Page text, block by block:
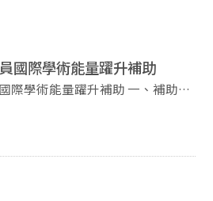
錄資料庫登錄後，連同申請表及
審彙整後送院辦公室，完成申請
證明。 五、申請截止時
00以前交付。 六、檢附：
國立政治大學學術及研究單位研
02）、「115年度學術及研究單
表」（附件03）、「國立政治大
國際學術能量躍升補助
能量躍升補助 一、補助期
年12月31日執行者，皆可申請。
申請。 三、申請截止
下午五點以前交件。 本年度